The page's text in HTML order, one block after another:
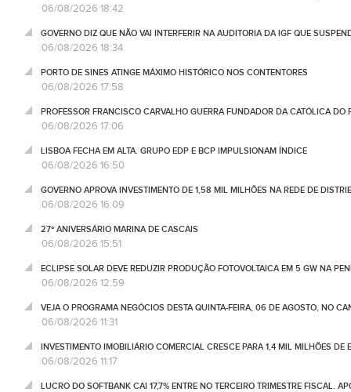
06/08/2026 18:42
GOVERNO DIZ QUE NÃO VAI INTERFERIR NA AUDITORIA DA IGF QUE
06/08/2026 18:34
PORTO DE SINES ATINGE MÁXIMO HISTÓRICO NOS CONTENTORES
06/08/2026 17:58
PROFESSOR FRANCISCO CARVALHO GUERRA FUNDADOR DA CATÓLICA DO
06/08/2026 17:06
LISBOA FECHA EM ALTA. GRUPO EDP E BCP IMPULSIONAM ÍNDICE
06/08/2026 16:50
GOVERNO APROVA INVESTIMENTO DE 1,58 MIL MILHÕES NA REDE DE
06/08/2026 16:09
27º ANIVERSÁRIO MARINA DE CASCAIS
06/08/2026 15:51
ECLIPSE SOLAR DEVE REDUZIR PRODUÇÃO FOTOVOLTAICA EM 5 GW NA
06/08/2026 12:59
VEJA O PROGRAMA NEGÓCIOS DESTA QUINTA-FEIRA, 06 DE AGOSTO, NO
06/08/2026 11:31
INVESTIMENTO IMOBILIÁRIO COMERCIAL CRESCE PARA 1,4 MIL MILHÕES DE
06/08/2026 11:17
LUCRO DO SOFTBANK CAI 17,7% ENTRE NO TERCEIRO TRIMESTRE FISCAL.